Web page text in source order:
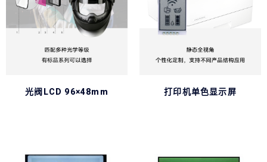
光阀LCD 96×48mm 打印机单色显示屏